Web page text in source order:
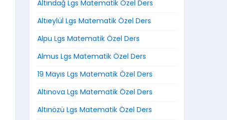
Altındağ Lgs Matematik Özel Ders
Altıeylül Lgs Matematik Özel Ders
Alpu Lgs Matematik Özel Ders
Almus Lgs Matematik Özel Ders
19 Mayıs Lgs Matematik Özel Ders
Altınova Lgs Matematik Özel Ders
Altınözü Lgs Matematik Özel Ders